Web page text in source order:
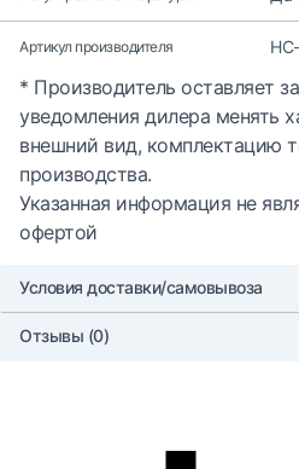
Артикул производителя
* Производитель оставляет
уведомления дилера менять
внешний вид, комплектацию
производства.
Указанная информация не
офертой
Условия доставки/самовывоза
Отзывы (0)